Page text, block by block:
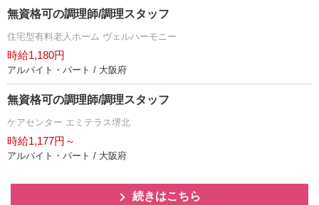
無資格可の調理師/調理スタッフ
住宅型有料老人ホーム ヴェルハーモニー
時給1,180円
アルバイト・パート / 大阪府
無資格可の調理師/調理スタッフ
ケアセンター エミテラス堺北
時給1,177円～
アルバイト・パート / 大阪府
続きはこちら